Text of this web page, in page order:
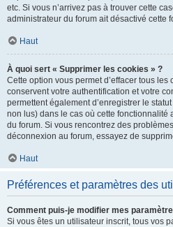
etc. Si vous n’arrivez pas à trouver cette
administrateur du forum ait désactivé cette
Haut
À quoi sert « Supprimer les cookies » ?
Cette option vous permet d’effacer tous
conservent votre authentification et votre
permettent également d’enregistrer le
non lus) dans le cas où cette fonctionnalité
du forum. Si vous rencontrez des
déconnexion au forum, essayez de
Haut
Préférences et paramètres des
Comment puis-je modifier mes
Si vous êtes un utilisateur inscrit, tous vos